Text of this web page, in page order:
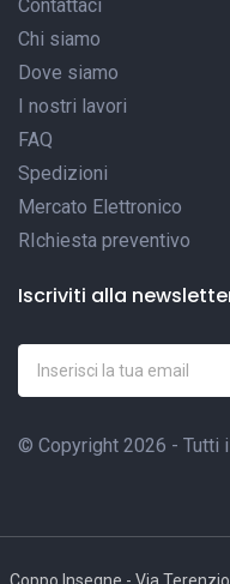
Contattaci
Chi siamo
Dove siamo
I nostri lavori
FAQ
Spedizioni
Mercato Elettronico
RIchiesta preventivo
Iscriviti alla
© Copyright 2026 - Tutti